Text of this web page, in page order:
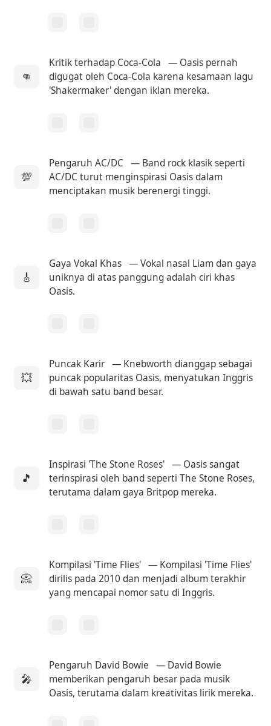
👊
Kritik terhadap Coca-Cola
— Oasis pernah
digugat oleh Coca-Cola karena kesamaan lagu
'Shakermaker' dengan iklan mereka.
💯
Pengaruh AC/DC
— Band rock klasik seperti
AC/DC turut menginspirasi Oasis dalam
menciptakan musik berenergi tinggi.
🎸
Gaya Vokal Khas — Vokal nasal Liam dan gaya
uniknya di atas panggung adalah ciri khas
Oasis.
💥
Puncak Karir — Knebworth dianggap sebagai
puncak popularitas Oasis, menyatukan Inggris
di bawah satu band besar.
🎵
Inspirasi 'The Stone Roses' — Oasis sangat
terinspirasi oleh band seperti The Stone Roses,
terutama dalam gaya Britpop mereka.
📀
Kompilasi 'Time Flies' — Kompilasi 'Time Flies'
dirilis pada 2010 dan menjadi album terakhir
yang mencapai nomor satu di Inggris.
🎤
Pengaruh David Bowie
— David Bowie
memberikan pengaruh besar pada musik
Oasis, terutama dalam kreativitas lirik mereka.